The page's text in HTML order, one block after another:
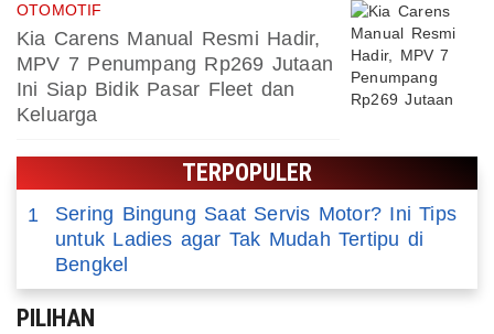
OTOMOTIF
Kia Carens Manual Resmi Hadir,
MPV 7 Penumpang Rp269 Jutaan
Ini Siap Bidik Pasar Fleet dan
Keluarga
TERPOPULER
1
Sering Bingung Saat Servis Motor? Ini Tips
untuk Ladies agar Tak Mudah Tertipu di
Bengkel
PILIHAN